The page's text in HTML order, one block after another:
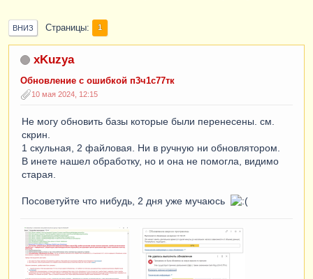
ВНИЗ Страницы 1
xKuzya
Обновление с ошибкой п3ч1с77тк
10 мая 2024, 12:15
Не могу обновить базы которые были перенесены. см.
скрин.
1 скульная, 2 файловая. Ни в ручную ни обновлятором.
В инете нашел обработку, но и она не помогла, видимо
старая.
Посоветуйте что нибудь, 2 дня уже мучаюсь